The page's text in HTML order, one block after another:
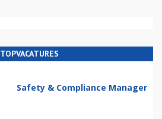
TOPVACATURES
Safety & Compliance Manager